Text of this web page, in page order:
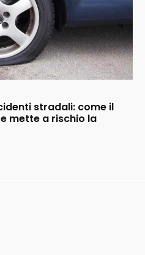
stradali: come il
mette a rischio la